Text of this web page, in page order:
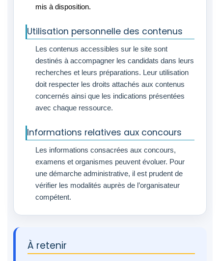
mis à disposition.
Utilisation personnelle des contenus
Les contenus accessibles sur le site sont
destinés à accompagner les candidats dans leurs
recherches et leurs préparations. Leur utilisation
doit respecter les droits attachés aux contenus
concernés ainsi que les indications présentées
avec chaque ressource.
Informations relatives aux concours
Les informations consacrées aux concours,
examens et organismes peuvent évoluer. Pour
une démarche administrative, il est prudent de
vérifier les modalités auprès de l’organisateur
compétent.
À retenir